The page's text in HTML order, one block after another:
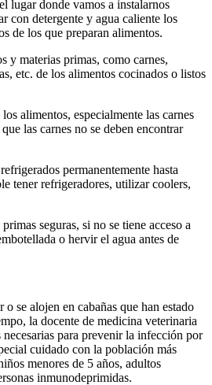
lugar donde vamos a instalarnos
con detergente y agua caliente los
de los que preparan alimentos.
y materias primas, como carnes,
etc. de los alimentos cocinados o listos
alimentos, especialmente las carnes
las carnes no se deben encontrar
permanentemente hasta
tener refrigeradores, utilizar coolers,
seguras, si no se tiene acceso a
o hervir el agua antes de
o se alojen en cabañas que han estado
la docente de medicina veterinaria
para prevenir la infección por
cuidado con la población más
menores de 5 años, adultos
inmunodeprimidas.